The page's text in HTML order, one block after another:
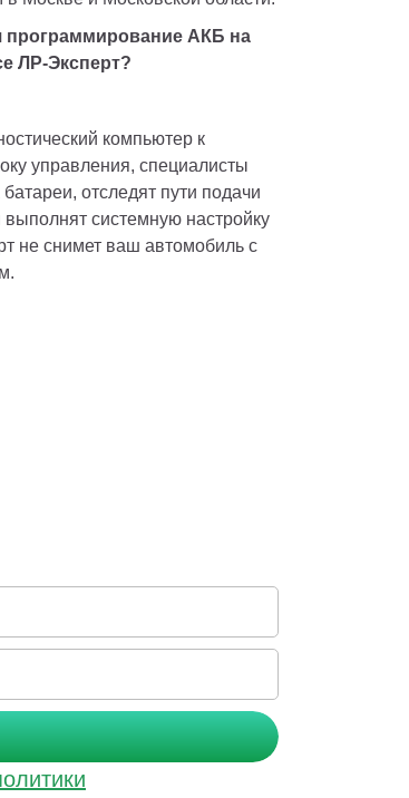
программирование АКБ на
ЛР-Эксперт?
компьютер к
управления, специалисты
отследят пути подачи
системную настройку
не снимет ваш автомобиль с